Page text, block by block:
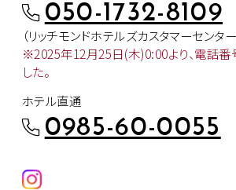
050-1732-8109
（リッチモンドホテルズカスタマーセンタ
※2025年12月25日(木)0:00より、電話番
した。
ホテル直通
0985-60-0055